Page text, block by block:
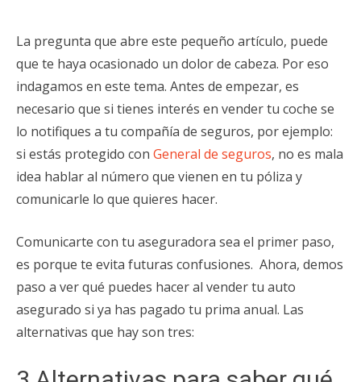
La pregunta que abre este pequeño artículo, puede
que te haya ocasionado un dolor de cabeza. Por eso
indagamos en este tema. Antes de empezar, es
necesario que si tienes interés en vender tu coche se
lo notifiques a tu compañía de seguros, por ejemplo:
si estás protegido con General de seguros, no es mala
idea hablar al número que vienen en tu póliza y
comunicarle lo que quieres hacer.
Comunicarte con tu aseguradora sea el primer paso,
es porque te evita futuras confusiones. Ahora, demos
paso a ver qué puedes hacer al vender tu auto
asegurado si ya has pagado tu prima anual. Las
alternativas que hay son tres: